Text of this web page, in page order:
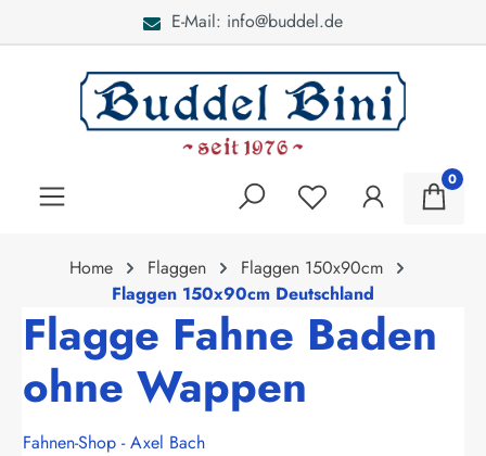
E-Mail: info@buddel.de
0
Home Flaggen
Flaggen 150x90cm
Flaggen 150x90cm Deutschland
Flagge Fahne Baden
ohne Wappen
Fahnen-Shop - Axel Bach